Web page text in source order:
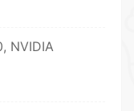
NVIDIA